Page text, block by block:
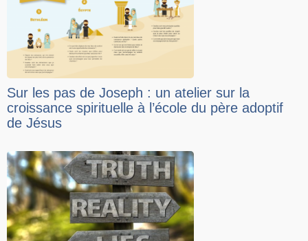
Sur les pas de Joseph : un atelier sur la
croissance spirituelle à l’école du père adoptif
de Jésus